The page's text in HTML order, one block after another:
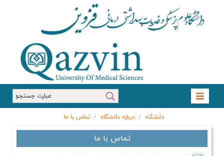
درباره دانشگاه / تماس با ما